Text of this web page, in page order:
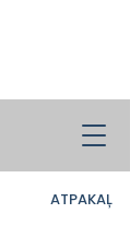
ATPAKAĻ